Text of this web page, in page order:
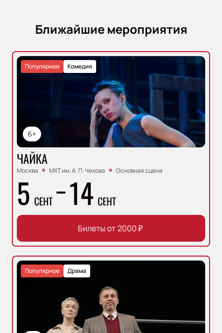
Ближайшие мероприятия
6+
Комедия
Популярное
ЧАЙКА
Москва МХТ им. А. П. Чехова Основная сцена
5 СЕНТ 14 СЕНТ
Билеты от 2000₽
Драма
Популярное